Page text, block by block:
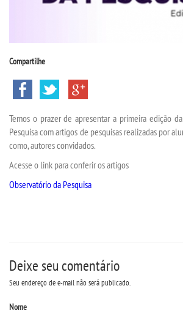
VESTIBULAR
INSCREVA-SE
TRANSFERÊNCIA
SEGUNDA GRADUAÇÃO
PUBLICAÇÕES
Compartilhe
Temos o prazer de apresentar a primeira edição
Pesquisa com artigos de pesquisas realizadas por
como, autores convidados.
Acesse o link para conferir os artigos
Observatório da Pesquisa
Deixe seu comentário
Seu endereço de e-mail não será publicado.
Nome